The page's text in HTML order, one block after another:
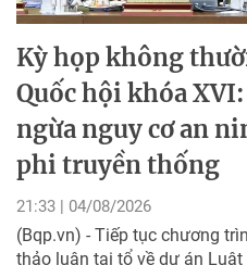
Kỳ họp không
Quốc hội khóa
ngừa nguy cơ an
phi truyền thống
21:33 | 04/08/2026
(Bqp.vn) - Tiếp tục chương
thảo luận tại tổ về dự án